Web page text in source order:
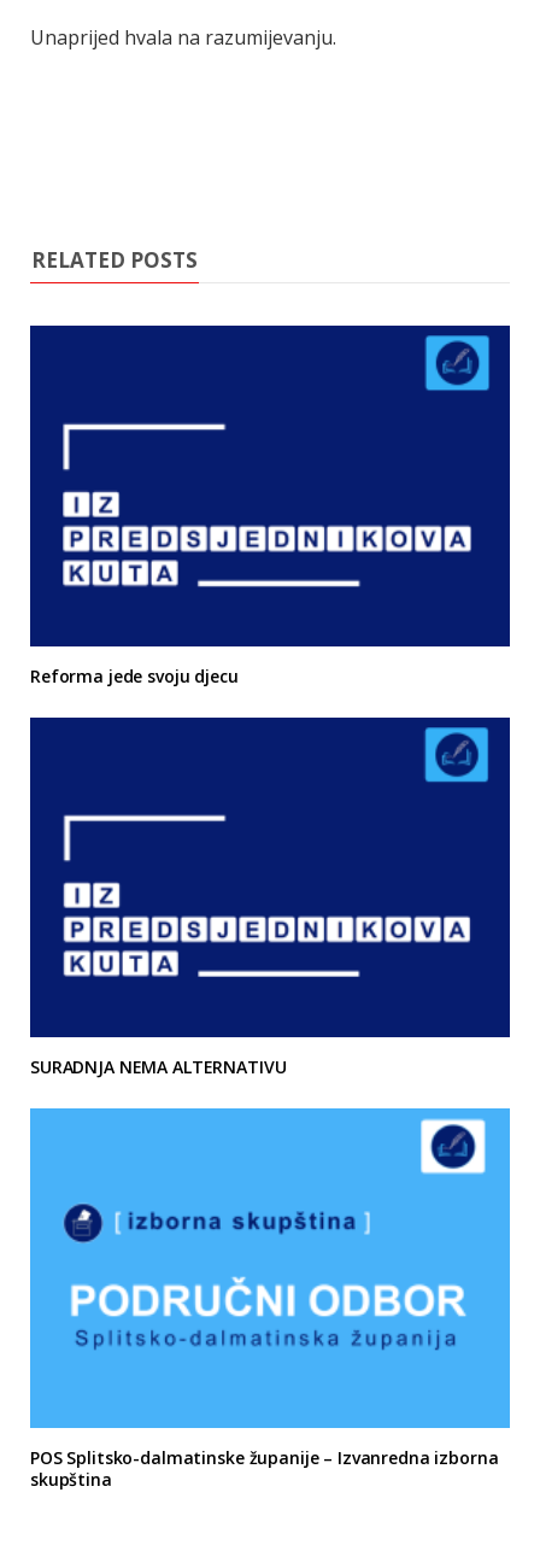
Unaprijed hvala na razumijevanju.
RELATED POSTS
Reforma jede svoju djecu
SURADNJA NEMA ALTERNATIVU
POS Splitsko-dalmatinske županije – Izvanredna izborna
skupština